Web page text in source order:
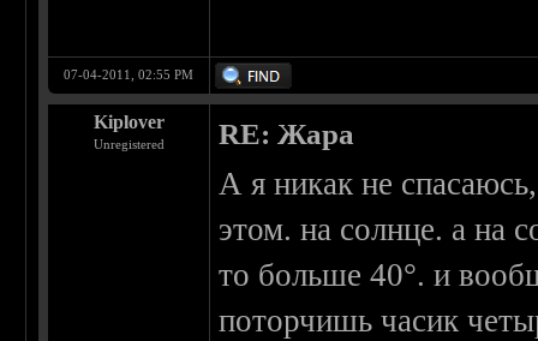
07-04-2011, 02:55 PM
Kiplover
Unregistered RE: Жара
А я никак не
этом. на солнце. а на
то больше 40°. и
поторчишь часик